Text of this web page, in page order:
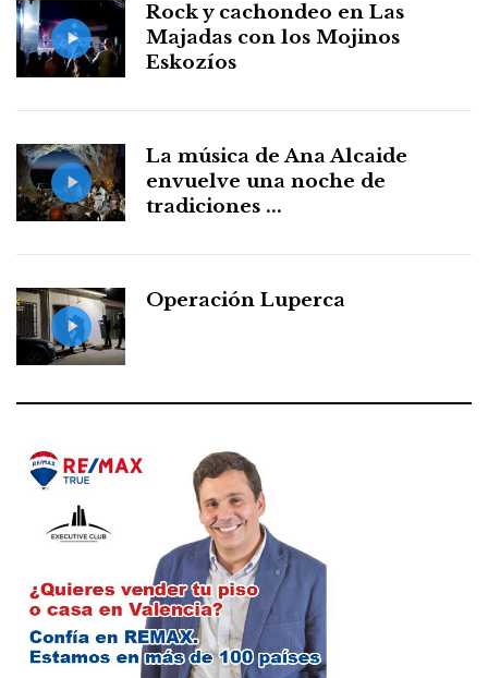
Rock y cachondeo en Las
Majadas con los Mojinos
Eskozíos
La música de Ana Alcaide
envuelve una noche de
tradiciones ...
Operación Luperca